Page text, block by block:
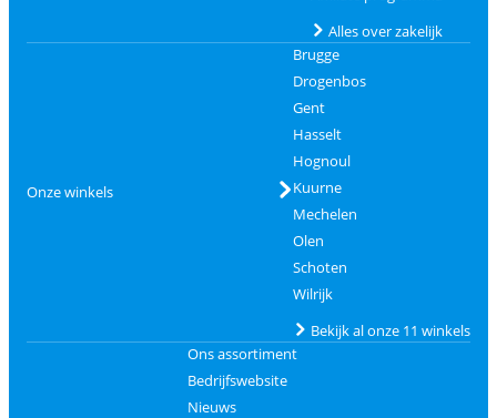
Alles over zakelijk
Onze winkels
Brugge
Drogenbos
Gent
Hasselt
Hognoul
Kuurne
Mechelen
Olen
Schoten
Wilrijk
Bekijk al onze 11 winkels
Ons assortiment
Bedrijfswebsite
Nieuws